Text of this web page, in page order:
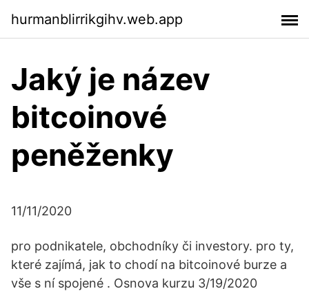
hurmanblirrikgihv.web.app
Jaký je název
bitcoinové
peněženky
11/11/2020
pro podnikatele, obchodníky či investory. pro ty,
které zajímá, jak to chodí na bitcoinové burze a
vše s ní spojené . Osnova kurzu 3/19/2020